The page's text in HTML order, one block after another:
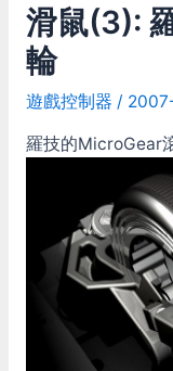
滑鼠(3):
輪
遊戲控制器 /
羅技的MicroGear